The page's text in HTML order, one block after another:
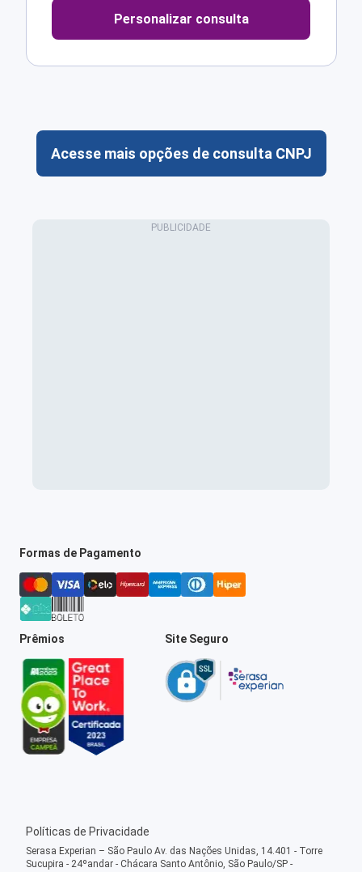
Personalizar consulta
Acesse mais opções de consulta CNPJ
Formas de Pagamento
Prêmios Site Seguro
Políticas de Privacidade
Serasa Experian – São Paulo Av. das Nações Unidas, 14.401 - Torre
Sucupira - 24ºandar - Chácara Santo Antônio, São Paulo/SP -